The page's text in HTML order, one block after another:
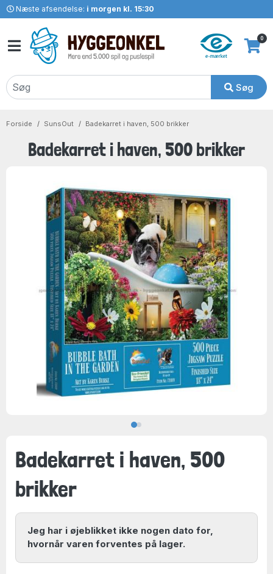
Næste afsendelse: i morgen kl. 15:30
Søg
0
Forside SunsOut Badekarret i haven, 500 brikker
Badekarret i haven, 500 brikker
Badekarret i haven, 500
brikker
Jeg har i øjeblikket ikke nogen dato for,
hvornår varen forventes på lager.